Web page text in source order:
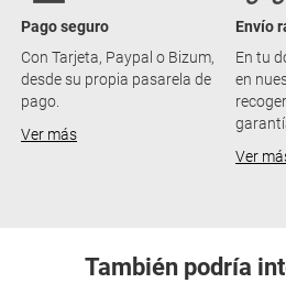
Pago seguro
Con Tarjeta, Paypal o Bizum,
desde su propia pasarela de
pago.
Ver más
Envío
En tu
en
Ver
También podría